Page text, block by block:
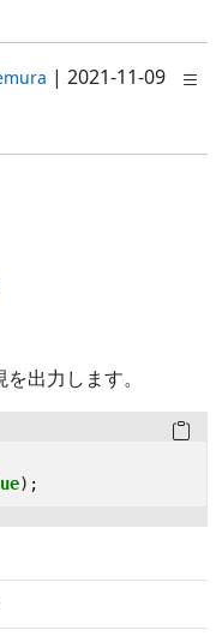
| 2021-11-09
出力します。
);